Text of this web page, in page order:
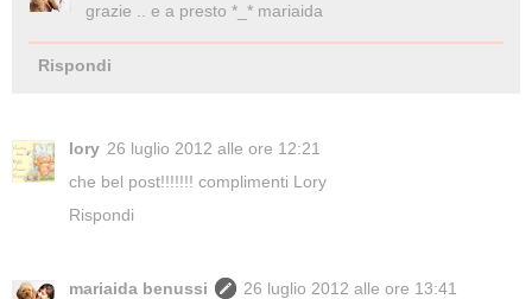
grazie .. e a presto *_* mariaida
Rispondi
lory 26 luglio 2012 alle ore 12:21
che bel post!!!!!!! complimenti Lory
Rispondi
mariaida benussi 26 luglio 2012 alle ore 13:41